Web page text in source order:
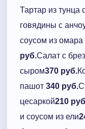
Тартар из тунца
говядины с
соусом из
руб.Салат с
сыром370 руб.
пашот 340 руб.
цесаркой210
и соусом из ели